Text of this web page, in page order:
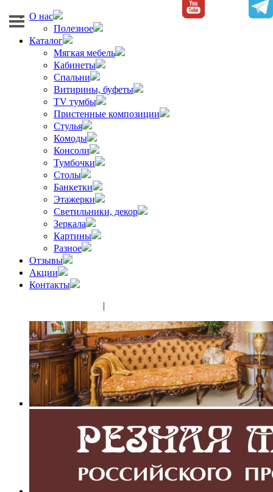
О нас
Полезное
Каталог
Мягкая мебель
Кабинеты
Спальни
Витирины, буфеты
TV тумбы
Пристенные композиции
Стулья
Комоды
Консоли
Тумбочки
Столы
Банкетки
Этажерки
Светильники, декор
Зеркала
Картины
Разное
Отзывы
Акции
Контакты
|